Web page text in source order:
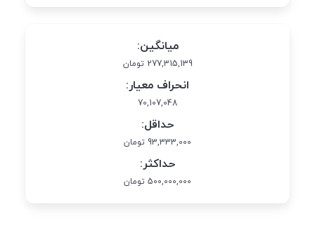
میانگین:
277,315,139 تومان
انحراف معیار:
70,107,048
حداقل:
93,333,000 تومان
حداکثر:
500,000,000 تومان